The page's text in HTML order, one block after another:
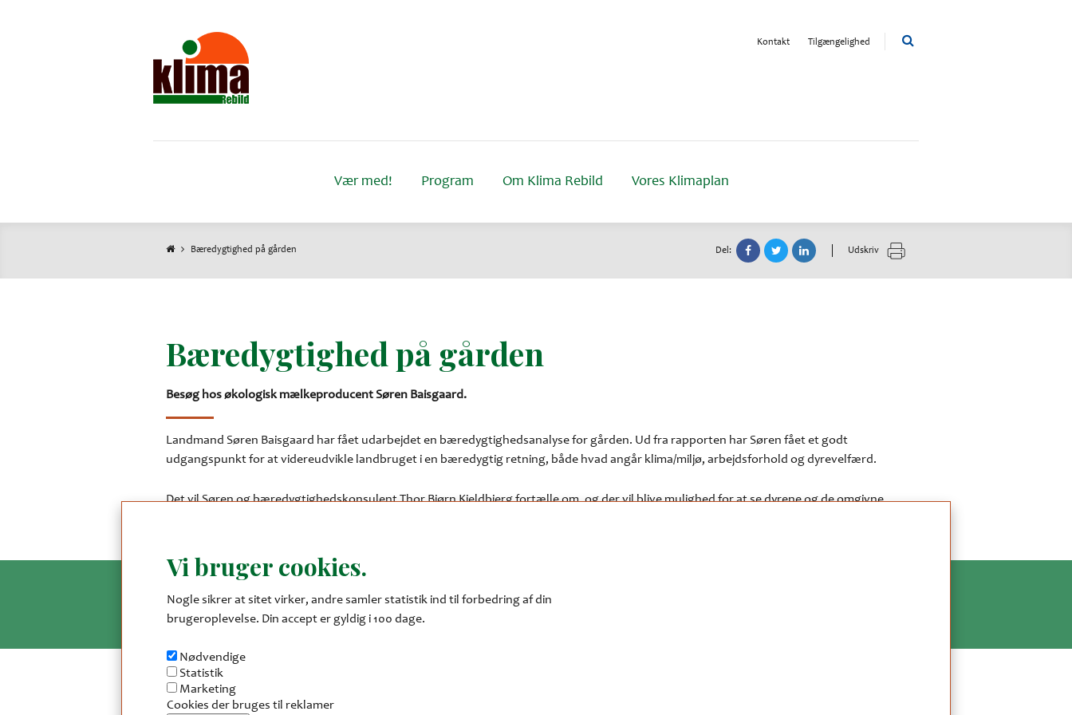
Kontakt Tilgængelighed
Vær med! Program Om Klima Rebild Vores Klimaplan
Brødkrumme
Bæredygtighed på gården Del: Udskriv
Bæredygtighed på gården
Besøg hos økologisk mælkeproducent Søren Baisgaard.
Landmand Søren Baisgaard har fået udarbejdet en bæredygtighedsanalyse for gården. Ud fra rapporten har Søren fået et godt
udgangspunkt for at videreudvikle landbruget i en bæredygtig retning, både hvad angår klima/miljø, arbejdsforhold og dyrevelfærd.
Det vil Søren og bæredygtighedskonsulent Thor Bjørn Kjeldbjerg fortælle om, og der vil blive mulighed for at se dyrene og de omgivne
Vi bruger cookies.
Nogle sikrer at sitet virker, andre samler statistik ind til forbedring af din
brugeroplevelse. Din accept er gyldig i 100 dage.
Nødvendige
Statistik
Marketing
Cookies der bruges til reklamer